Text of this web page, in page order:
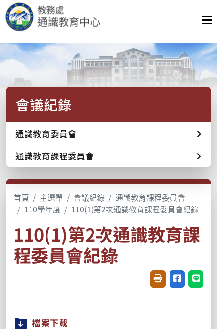
會議紀錄
通識教育委員會
通識教育課程委員會
首頁 主選單 會議紀錄
通識教育課程委員會
110學年度
110(1)第2次通識教育課程委員會紀錄
110(1)第2次通識教育課
程委員會紀錄
友善列印(開新視
分享至臉書
分享
檔案下載